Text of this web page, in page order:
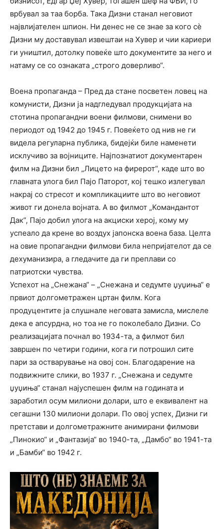
врбувал за таа борба. Така Дизни станал неговиот
највлијателен шпион. Ни денес не се знае за кого сѐ
Дизни му доставувал извештаи на Хувер и чии кариери
ги уништил, дотолку повеќе што документите за него и
натаму се со ознаката „строго доверливо“.
Воена пропаганда – Пред да стане посветен ловец на
комунисти, Дизни ја надгледувал продукцијата на
стотина пропагандни воени филмови, снимени во
периодот од 1942 до 1945 г. Повеќето од нив не ги
видела регуларна публика, бидејќи биле наменети
исклучиво за војниците. Најпознатиот документарен
филм на Дизни бил „Лицето на фирерот“, каде што во
главната улога бил Пајо Паторот, кој тешко излегувал
накрај со стресот и компликациите што во неговиот
живот ги донела војната. А во филмот „Командантот
Дак“, Пајо добил улога на акциски херој, кому му
успеало да крене во воздух јапонска воена база. Целта
на овие пропагандни филмови била непријателот да се
дехуманизира, а гледачите да ги преплави со
патриотски чувства.
Успехот на „Снежана“ – „Снежана и седумте џуџиња“ е
првиот долгометражен цртан филм. Кога
продуцентите ја слушнале неговата замисла, мислеле
дека е апсурдна, но тоа не го поколебало Дизни. Со
реализацијата почнал во 1934-та, а филмот бил
завршен по четири години, кога ги потрошил сите
пари за остварување на овој сон. Благодарение на
подвижните слики, во 1937 г. „Снежана и седумте
џуџиња“ станал најуспешен филм на годината и
заработил осум милиони долари, што е еквивалент на
сегашни 130 милиони долари. По овој успех, Дизни ги
претстави и долгометражните анимирани филмови
„Пинокио“ и „Фантазија“ во 1940-та, „Дамбо“ во 1941-та
и „Бамби“ во 1942 г.